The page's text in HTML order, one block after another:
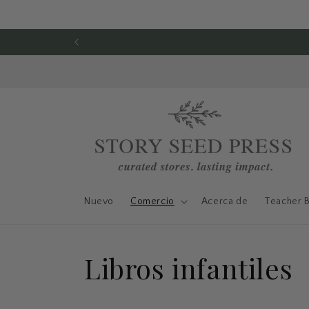
Nuevo Comercio Acerca de Teacher
C
Libros infantiles